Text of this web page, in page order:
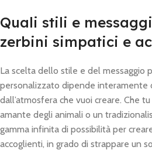
Quali stili e
zerbini simpatici e
La scelta dello stile e del messaggio
personalizzato dipende interamente
dall’atmosfera che vuoi creare. Che
amante degli animali o un
gamma infinita di possibilità per
accoglienti, in grado di strappare un